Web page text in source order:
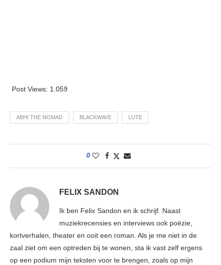
Post Views: 1.059
ABHI THE NOMAD BLACKWAVE LUTE
0
FELIX SANDON
Ik ben Felix Sandon en ik schrijf. Naast
muziekrecensies en interviews ook poëzie,
kortverhalen, theater en ooit een roman. Als je me niet in de
zaal ziet om een optreden bij te wonen, sta ik vast zelf ergens
op een podium mijn teksten voor te brengen, zoals op mijn